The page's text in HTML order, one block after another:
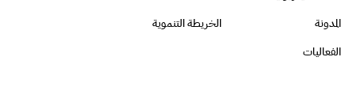
المدونة
الخريطة التنموية
الفعاليات